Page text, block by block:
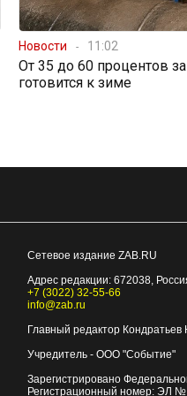
Новости 11:02
От 35 до 60 процентов
готовится к зиме
Сетевое издание ZAB.RU
Адрес редакции: 672038,
+7 (3022) 32-55-66
info@zab.ru
Главный редактор Кондратьев
Учредитель - ООО "Событие"
Зарегистрировано
Регистрационный номер: ЭЛ